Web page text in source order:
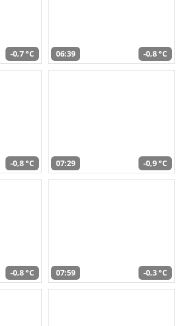
-0,7 °C 06:39 -0,8 °C
-0,8 °C 07:29 -0,9 °C
-0,8 °C 07:59 -0,3 °C